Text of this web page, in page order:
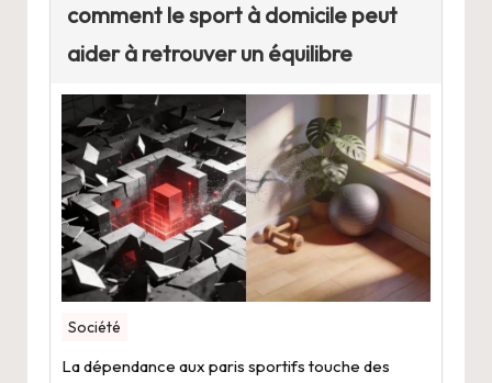
comment le sport à domicile peut
aider à retrouver un équilibre
Société
La dépendance aux paris sportifs touche des